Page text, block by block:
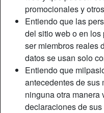
promocionales y
Entiendo que las
del sitio web o en
ser miembros reales
datos se usan solo
Entiendo que
antecedentes de sus
ninguna otra
declaraciones de sus
Apodo:
Edad:
País:
Provincia:
Género:
Sexualidad: